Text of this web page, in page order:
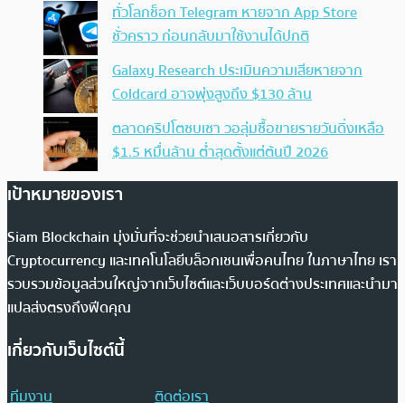
ทั่วโลกช็อก Telegram หายจาก App Store
ชั่วคราว ก่อนกลับมาใช้งานได้ปกติ
Galaxy Research ประเมินความเสียหายจาก
Coldcard อาจพุ่งสูงถึง $130 ล้าน
ตลาดคริปโตซบเซา วอลุ่มซื้อขายรายวันดิ่งเหลือ
$1.5 หมื่นล้าน ต่ำสุดตั้งแต่ต้นปี 2026
เป้าหมายของเรา
Siam Blockchain มุ่งมั่นที่จะช่วยนำเสนอสารเกี่ยวกับ
Cryptocurrency และเทคโนโลยีบล็อกเชนเพื่อคนไทย ในภาษาไทย เรา
รวบรวมข้อมูลส่วนใหญ่จากเว็บไซต์และเว็บบอร์ดต่างประเทศและนำมา
แปลส่งตรงถึงฟีดคุณ
เกี่ยวกับเว็บไซต์นี้
ทีมงาน
ติดต่อเรา